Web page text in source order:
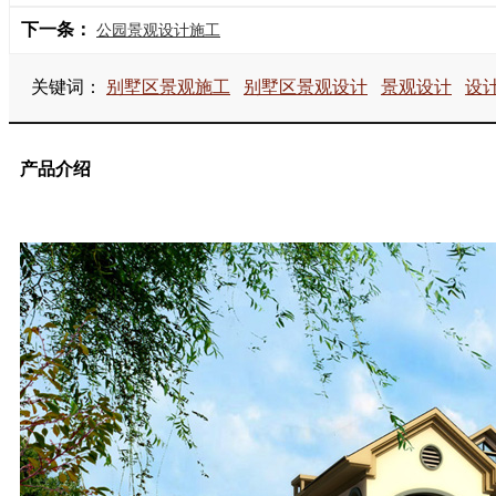
下一条： 公园景观设计施工
关键词： 别墅区景观施工 别墅区景观设计 景观设计 设
产品介绍